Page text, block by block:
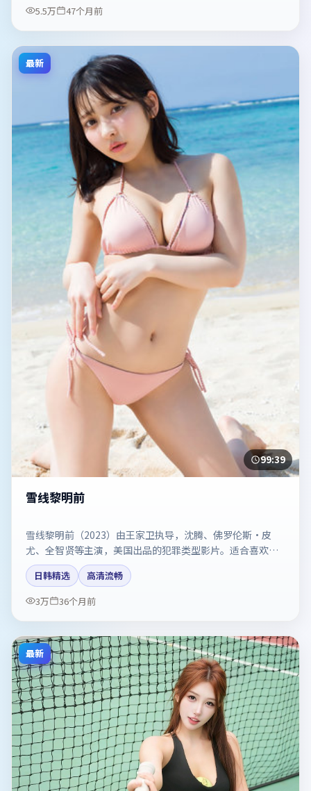
5.5万
47个月前
最新
99:39
雪线黎明前
雪线黎明前（2023）由王家卫执导，沈腾、佛罗伦斯·皮
尤、全智贤等主演，美国出品的犯罪类型影片。适合喜欢强
情节与反转的观众。剧情简介与主创信息可供检索参考，上
映日期以片方资料为准。
日韩精选
高清流畅
3万
36个月前
最新